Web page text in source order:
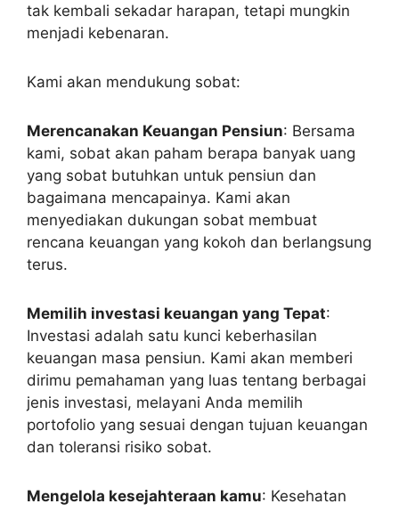
tak kembali sekadar harapan, tetapi mungkin
menjadi kebenaran.
Kami akan mendukung sobat:
Merencanakan Keuangan Pensiun: Bersama
kami, sobat akan paham berapa banyak uang
yang sobat butuhkan untuk pensiun dan
bagaimana mencapainya. Kami akan
menyediakan dukungan sobat membuat
rencana keuangan yang kokoh dan berlangsung
terus.
Memilih investasi keuangan yang Tepat:
Investasi adalah satu kunci keberhasilan
keuangan masa pensiun. Kami akan memberi
dirimu pemahaman yang luas tentang berbagai
jenis investasi, melayani Anda memilih
portofolio yang sesuai dengan tujuan keuangan
dan toleransi risiko sobat.
Mengelola kesejahteraan kamu: Kesehatan